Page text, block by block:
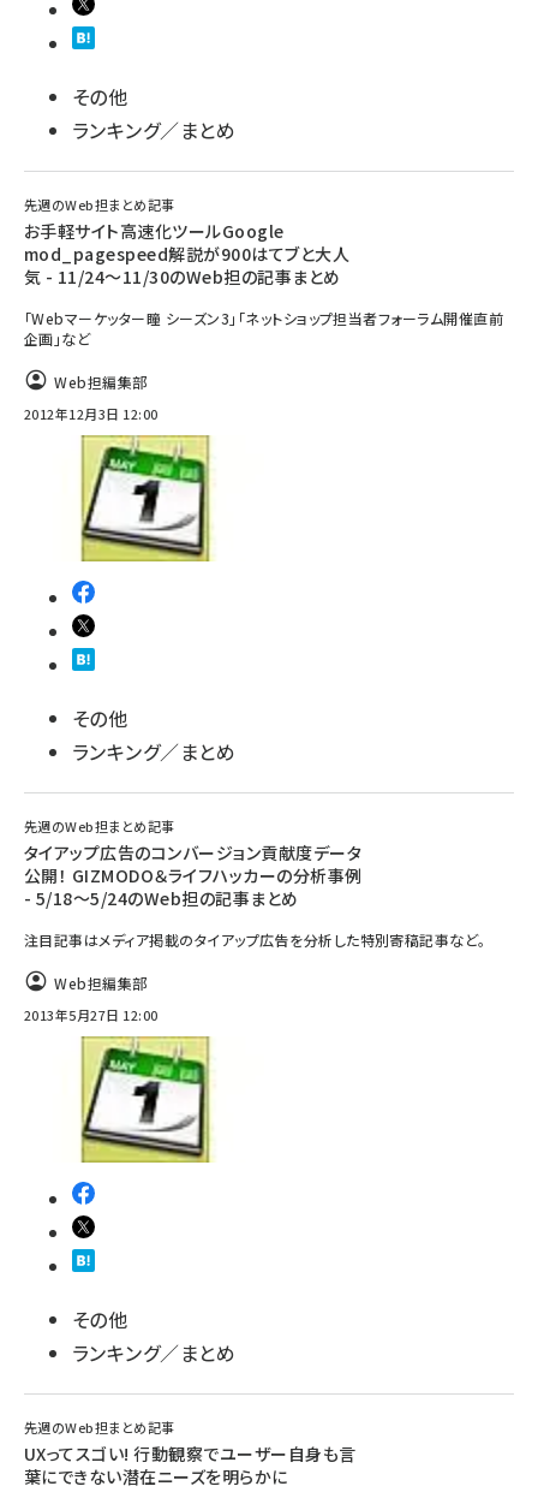
その他
ランキング／まとめ
先週のWeb担まとめ記事
お手軽サイト高速化ツールGoogle
mod_pagespeed解説が900はてブと大人
気 - 11/24～11/30のWeb担の記事まとめ
「Webマーケッター瞳 シーズン3」「ネットショップ担当者フォーラム開催直前
企画」など
Web担編集部
2012年12月3日 12:00
その他
ランキング／まとめ
先週のWeb担まとめ記事
タイアップ広告のコンバージョン貢献度データ
公開！ GIZMODO＆ライフハッカーの分析事例
- 5/18～5/24のWeb担の記事まとめ
注目記事はメディア掲載のタイアップ広告を分析した特別寄稿記事など。
Web担編集部
2013年5月27日 12:00
その他
ランキング／まとめ
先週のWeb担まとめ記事
UXってスゴい! 行動観察でユーザー自身も言
葉にできない潜在ニーズを明らかに